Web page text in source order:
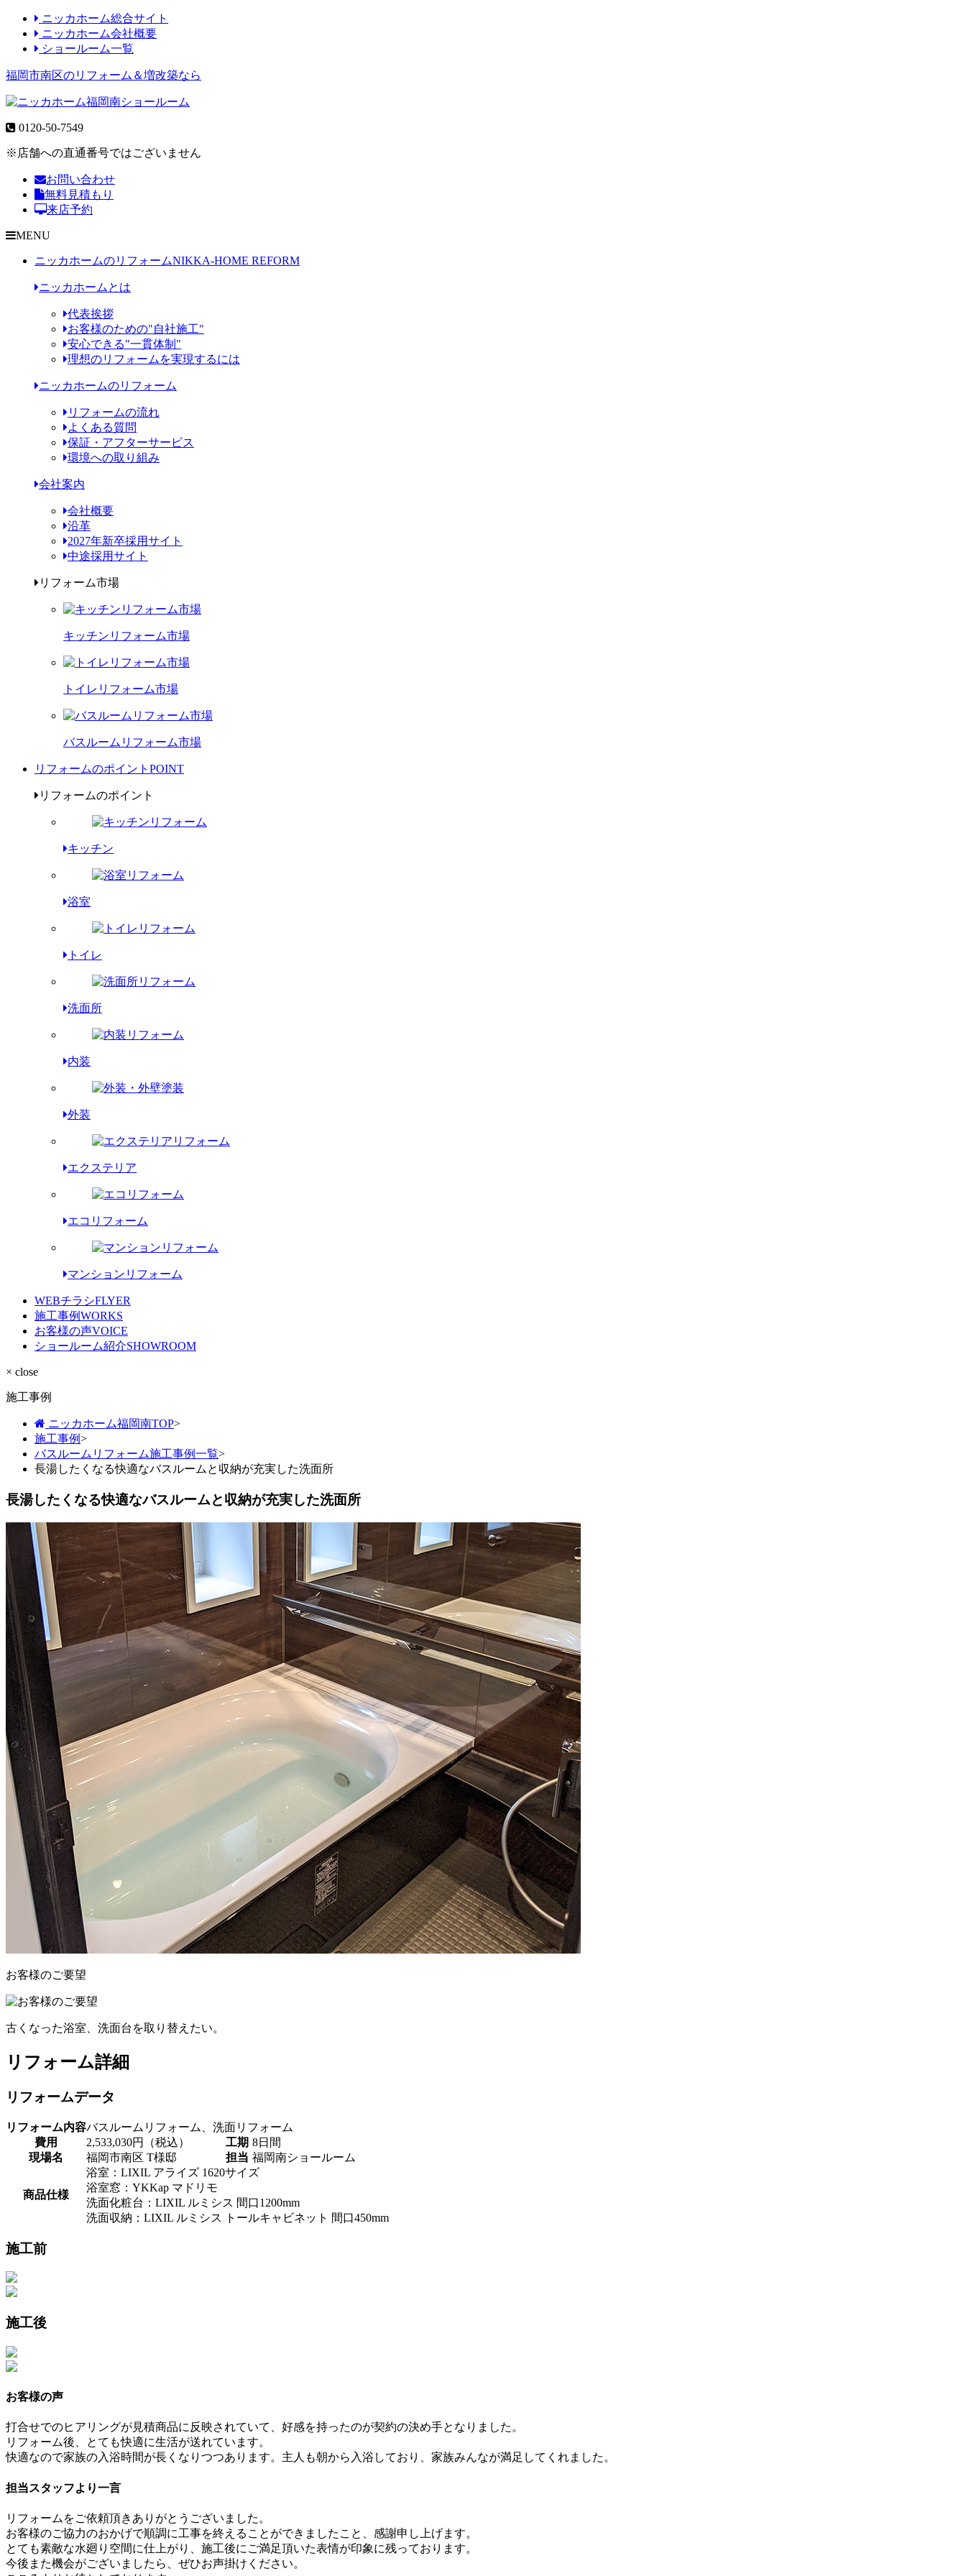
ニッカホーム総合サイト
ニッカホーム会社概要
ショールーム一覧
福岡市南区のリフォーム＆増改築なら
0120-50-7549
※店舗への直通番号ではございません
お問い合わせ
無料見積もり
来店予約
MENU
ニッカホームのリフォームNIKKA-HOME REFORM
ニッカホームとは
代表挨拶
お客様のための"自社施工"
安心できる"一貫体制"
理想のリフォームを実現するには
ニッカホームのリフォーム
リフォームの流れ
よくある質問
保証・アフターサービス
環境への取り組み
会社案内
会社概要
沿革
2027年新卒採用サイト
中途採用サイト
リフォーム市場
キッチンリフォーム市場
トイレリフォーム市場
バスルームリフォーム市場
リフォームのポイント POINT
リフォームのポイント
キッチン
浴室
トイレ
洗面所
内装
外装
エクステリア
エコリフォーム
マンションリフォーム
WEBチラシFLYER
施工事例WORKS
お客様の声VOICE
ショールーム紹介SHOWROOM
× close
施工事例
ニッカホーム福岡南TOP>
施工事例>
バスルームリフォーム施工事例一覧>
長湯したくなる快適なバスルームと収納が充実した洗面所
長湯したくなる快適なバスルームと収納が充実した洗面所
お客様のご要望
古くなった浴室、洗面台を取り替えたい。
リフォーム詳細
リフォームデータ
リフォーム内容バスルームリフォーム、洗面リフォーム
費用
2,533,030円（税込） 工期 8日間
現場名
福岡市南区 T様邸 担当 福岡南ショールーム
商品仕様
浴室：LIXIL アライズ 1620サイズ
浴室窓：YKKap マドリモ
洗面化粧台：LIXIL ルミシス 間口1200mm
洗面収納：LIXIL ルミシス トールキャビネット 間口450mm
施工前
施工後
お客様の声
打合せでのヒアリングが見積商品に反映されていて、好感を持ったのが契約の決め手となりました。
リフォーム後、とても快適に生活が送れています。
快適なので家族の入浴時間が長くなりつつあります。主人も朝から入浴しており、家族みんなが満足してくれました。
担当スタッフより一言
リフォームをご依頼頂きありがとうございました。
お客様のご協力のおかげで順調に工事を終えることができましたこと、感謝申し上げます。
とても素敵な水廻り空間に仕上がり、施工後にご満足頂いた表情が印象に残っております。
今後また機会がございましたら、ぜひお声掛けください。